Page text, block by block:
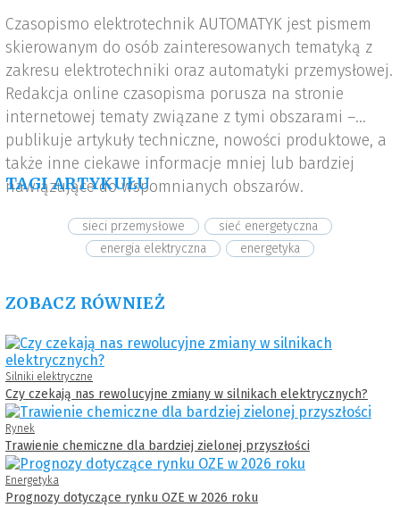
Czasopismo elektrotechnik AUTOMATYK jest pismem
skierowanym do osób zainteresowanych tematyką z
zakresu elektrotechniki oraz automatyki przemysłowej.
Redakcja online czasopisma porusza na stronie
internetowej tematy związane z tymi obszarami –
publikuje artykuły techniczne, nowości produktowe, a
także inne ciekawe informacje mniej lub bardziej
nawiązujące do wspomnianych obszarów.
TAGI ARTYKUŁU
sieci przemysłowe
sieć energetyczna
energia elektryczna
energetyka
ZOBACZ RÓWNIEŻ
Silniki elektryczne
Czy czekają nas rewolucyjne zmiany w silnikach elektrycznych?
Rynek
Trawienie chemiczne dla bardziej zielonej przyszłości
Energetyka
Prognozy dotyczące rynku OZE w 2026 roku